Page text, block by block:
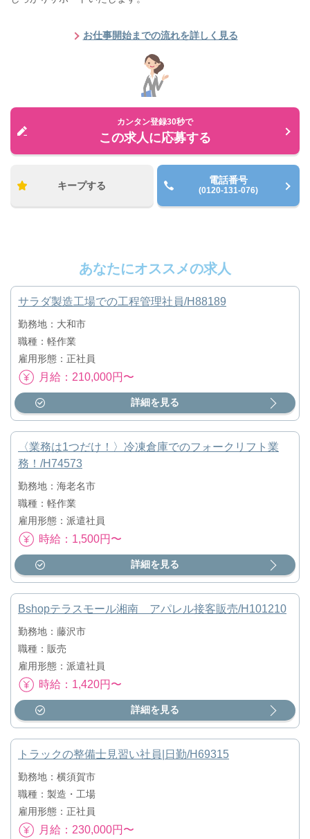
お仕事開始までの流れを詳しく見る
カンタン登録30秒で
この求人に応募する
キープする 電話番号
(0120-131-076)
あなたにオススメの求人
サラダ製造工場での工程管理社員/H88189
勤務地：大和市
職種：軽作業
雇用形態：正社員
月給：210,000円〜
詳細を見る
〈業務は1つだけ！〉冷凍倉庫でのフォークリフト業
務！/H74573
勤務地：海老名市
職種：軽作業
雇用形態：派遣社員
時給：1,500円〜
詳細を見る
Bshopテラスモール湘南 アパレル接客販売/H101210
勤務地：藤沢市
職種：販売
雇用形態：派遣社員
時給：1,420円〜
詳細を見る
トラックの整備士見習い社員|日勤/H69315
勤務地：横須賀市
職種：製造・工場
雇用形態：正社員
月給：230,000円〜